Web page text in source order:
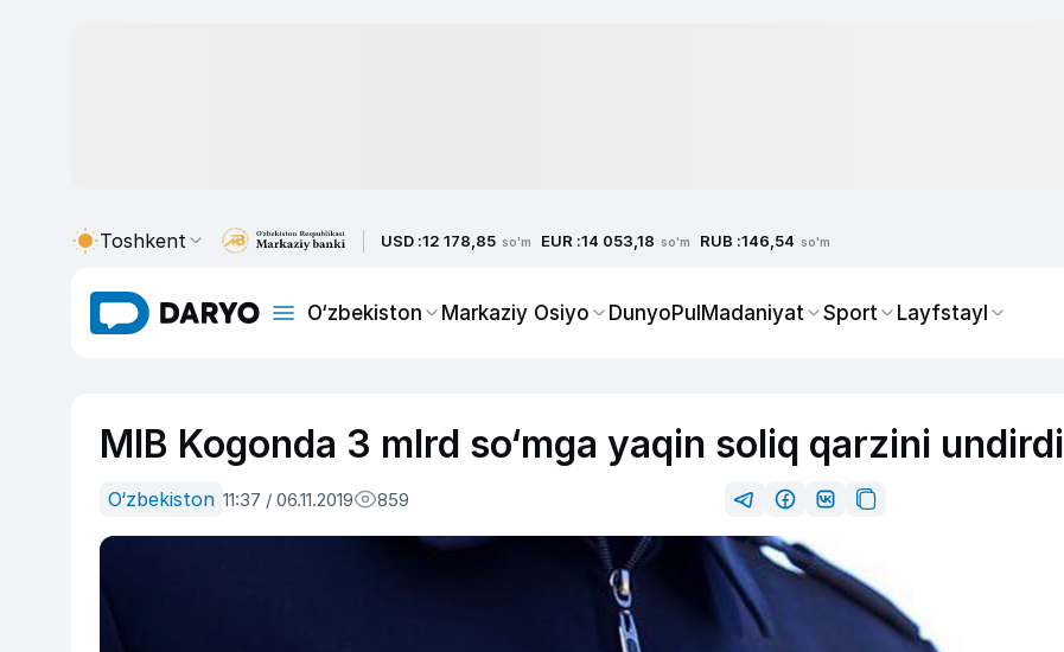
Toshkent USD :12 178,85 so'm EUR :14 053,18 so'm RUB :146,54 so'm
O‘zbekiston Markaziy Osiyo DunyoPulMadaniyat Sport Layfstayl
MIB Kogonda 3 mlrd so‘mga yaqin soliq qarzini undirdi
O‘zbekiston 11:37 / 06.11.2019 859